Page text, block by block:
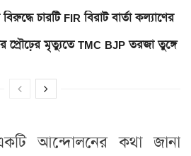
চারটি FIR বিরাট বার্তা কল্যাণের
প্রৌঢ়ের মৃত্যুতে TMC BJP তরজা তুঙ্গে
আন্দোলনের কথা জানা